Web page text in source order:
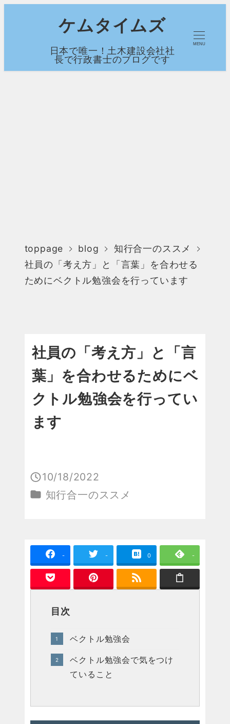
コ
ケムタイムズ
日本で唯一！土木建設会社社
長で行政書士のブログです
MENU
toppage blog
知行合一のススメ
社員の「考え方」と「言葉」を合わせる
ためにベクトル勉強会を行っています
社員の「考え方」と「言
葉」を合わせるためにベ
クトル勉強会を行ってい
ます
投稿日
10/18/2022
カテゴリー
知行合一のススメ
- - 0 -
目次
ベクトル勉強会
ベクトル勉強会で気をつけ
ていること